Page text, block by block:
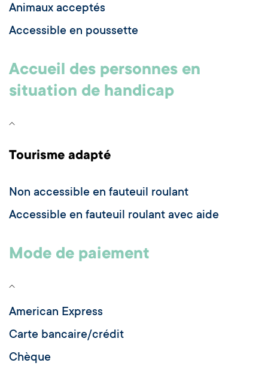
Animaux acceptés
Accessible en poussette
Accueil des personnes en
situation de handicap
Tourisme adapté
Non accessible en fauteuil roulant
Accessible en fauteuil roulant avec aide
Mode de paiement
American Express
Carte bancaire/crédit
Chèque